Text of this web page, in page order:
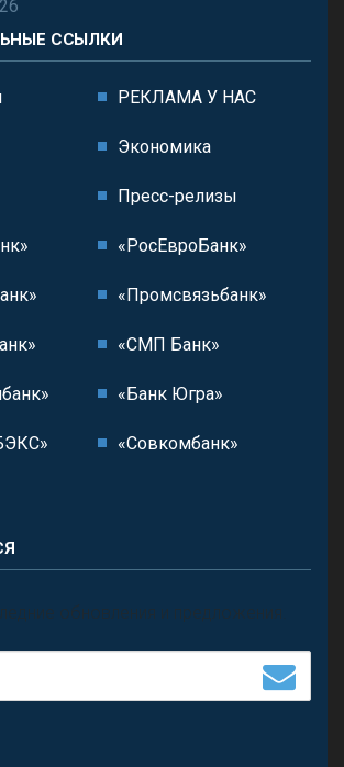
ССЫЛКИ
РЕКЛАМА У НАС
Экономика
Пресс-релизы
«РосЕвроБанк»
«Промсвязьбанк»
«СМП Банк»
«Банк Югра»
«Совкомбанк»
обновления и предложения.